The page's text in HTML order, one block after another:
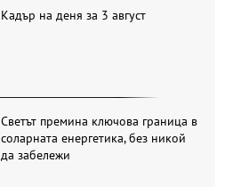
Кадър на деня за 3 август
Светът премина ключова граница в
соларната енергетика, без никой
да забележи